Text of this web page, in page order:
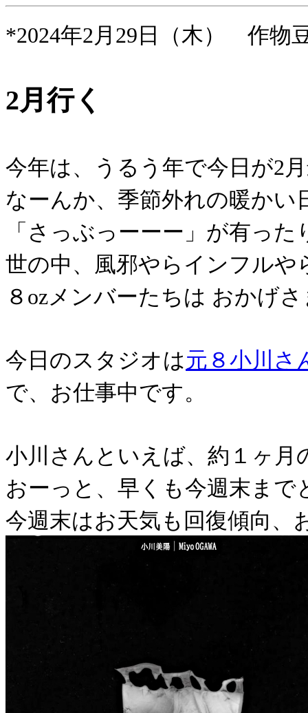
*2024年2月29日（木） 作物
2月行く
今年は、うるう年で今日が2
なーんか、季節外れの暖かい
「さっぶっーーー」が有った
世の中、風邪やらインフルや
８ozメンバーたちは おかげ
今日のスタジオは元８小川さ
で、お仕事中です。
小川さんといえば、約１ヶ月
おーっと、早くも今週末まで
今週末はお天気も回復傾向、